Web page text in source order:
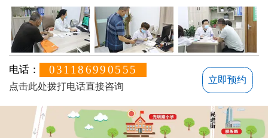
电话： 031186990555
点击此处拨打电话直接咨询
立即预约